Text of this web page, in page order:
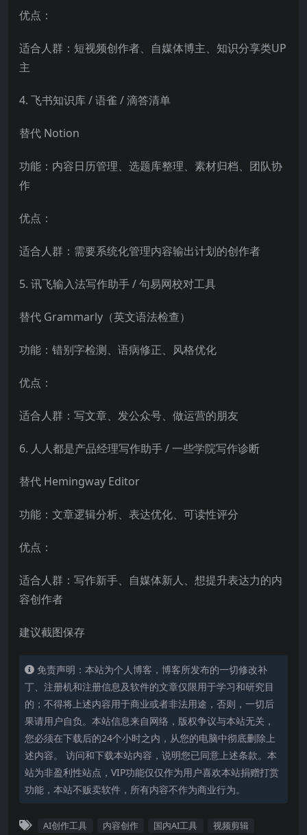
优点：
适合人群：短视频创作者、自媒体博主、知识分享类UP
主
4. 飞书知识库 / 语雀 / 滴答清单
替代 Notion
功能：内容日历管理、选题库整理、素材归档、团队协
作
优点：
适合人群：需要系统化管理内容输出计划的创作者
5. 讯飞输入法写作助手 / 句易网校对工具
替代 Grammarly（英文语法检查）
功能：错别字检测、语病修正、风格优化
优点：
适合人群：写文章、发公众号、做运营的朋友
6. 人人都是产品经理写作助手 / 一些学院写作诊断
替代 Hemingway Editor
功能：文章逻辑分析、表达优化、可读性评分
优点：
适合人群：写作新手、自媒体新人、想提升表达力的内
容创作者
建议截图保存
免责声明：本站为个人博客，博客所发布的一切修改补
丁、注册机和注册信息及软件的文章仅限用于学习和研究目
的；不得将上述内容用于商业或者非法用途，否则，一切后
果请用户自负。本站信息来自网络，版权争议与本站无关，
您必须在下载后的24个小时之内，从您的电脑中彻底删除上
述内容。 访问和下载本站内容，说明您已同意上述条款。本
站为非盈利性站点，VIP功能仅仅作为用户喜欢本站捐赠打赏
功能，本站不贩卖软件，所有内容不作为商业行为。
AI创作工具 内容创作 国内AI工具
视频剪辑